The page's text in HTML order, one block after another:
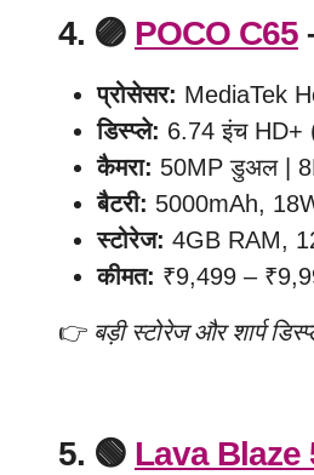
4. 🟣 POCO C65
प्रोसेसर: MediaTek
डिस्प्ले: 6.74 इंच HD+
कैमरा: 50MP डुअल |
बैटरी: 5000mAh, 18W
स्टोरेज: 4GB RAM,
कीमत: ₹9,499 –
👉 बड़ी स्टोरेज और शार्प
5. 🟢 Lava Blaze